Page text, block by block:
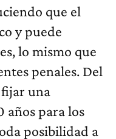
que el
y puede
lo mismo que
penales. Del
una
años para los
posibilidad a